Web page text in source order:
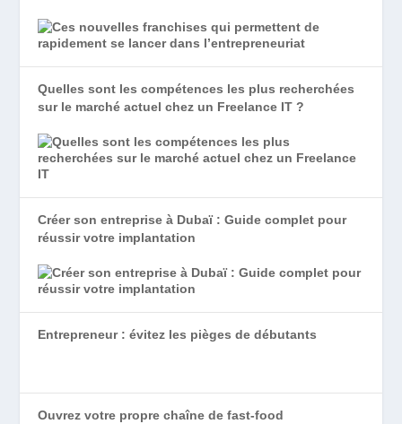
Quelles sont les compétences les plus recherchées
sur le marché actuel chez un Freelance IT ?
Créer son entreprise à Dubaï : Guide complet pour
réussir votre implantation
Entrepreneur : évitez les pièges de débutants
Ouvrez votre propre chaîne de fast-food